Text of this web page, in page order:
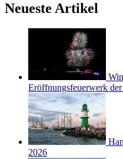
Neueste Artikel
Eröffnungsfeuerwerk
2026